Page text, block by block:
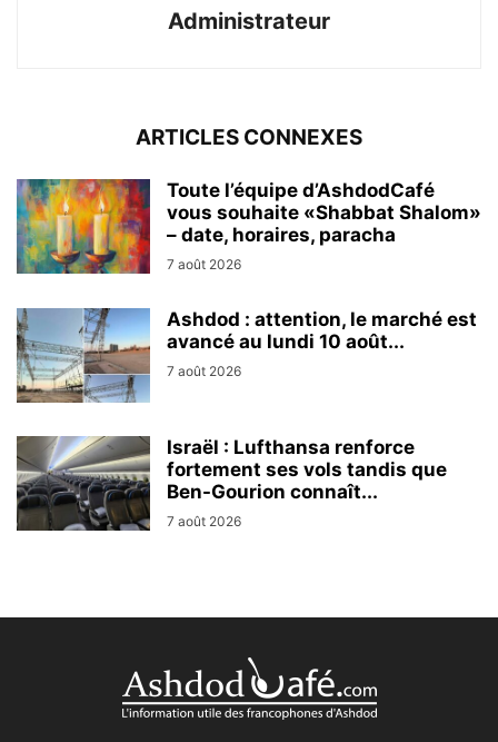
Administrateur
ARTICLES CONNEXES
Toute l’équipe d’AshdodCafé
vous souhaite «Shabbat Shalom»
– date, horaires, paracha
7 août 2026
Ashdod : attention, le marché est
avancé au lundi 10 août...
7 août 2026
Israël : Lufthansa renforce
fortement ses vols tandis que
Ben-Gourion connaît...
7 août 2026